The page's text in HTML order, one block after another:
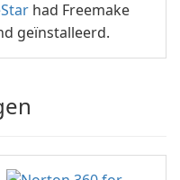
had Freemake
geïnstalleerd.